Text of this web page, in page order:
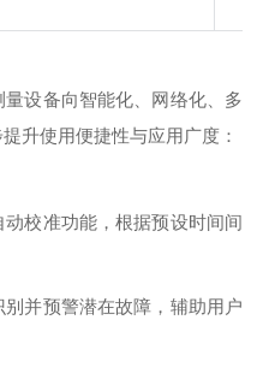
设备向智能化、网络化、多
升使用便捷性与应用广度：
校准功能，根据预设时间间
并预警潜在故障，辅助用户